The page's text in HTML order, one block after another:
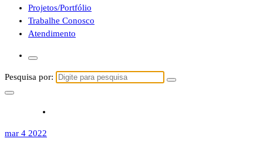
Projetos/Portfólio
Trabalhe Conosco
Atendimento
Pesquisa por:
mar 4 2022